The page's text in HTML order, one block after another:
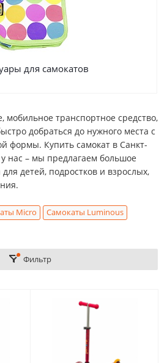
для самокатов
мобильное транспортное средство,
добраться до нужного места с
формы. Купить самокат в Санкт-
нас – мы предлагаем большое
детей, подростков и взрослых,
Micro Самокаты Luminous
Фильтр